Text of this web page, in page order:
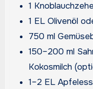
1
1 EL Olivenöl
750 ml
150–200 ml
Kokosmilch
1–2 EL